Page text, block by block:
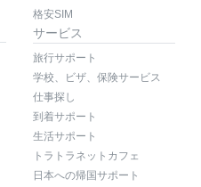
格安SIM
サービス
旅行サポート
学校、ビザ、保険サービス
仕事探し
到着サポート
生活サポート
トラトラネットカフェ
日本への帰国サポート